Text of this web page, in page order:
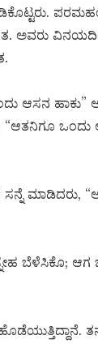
ಅವರು
ಆಸನ ಹಾಕು”
“ಆತನಿಗೂ ಒಂದು
ಮಾಡಿದರು,
ಬೆಳೆಸಿಕೊ; ಆಗ